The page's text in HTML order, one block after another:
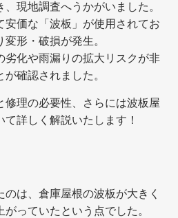
現地調査へうかがいました。
安価な「波板」が使用されてお
形・破損が発生。
劣化や雨漏りの拡大リスクが非
確認されました。
修理の必要性、さらには波板屋
詳しく解説いたします！
のは、倉庫屋根の波板が大きく
っていたという点でした。